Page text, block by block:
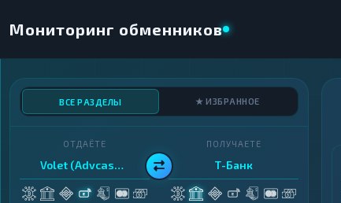
Мониторинг обменников
ВСЕ РАЗДЕЛЫ ★ ИЗБРАННОЕ
ОТДАЁТЕ
Volet (Advcash) · RUB
ПОЛУЧАЕТЕ
Т-Банк